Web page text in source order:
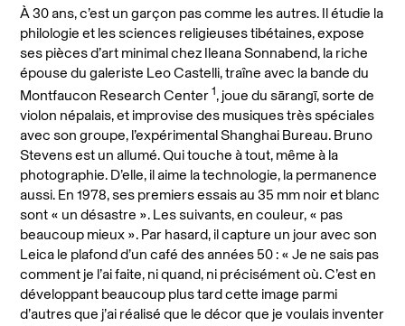
À 30 ans, c’est un garçon pas comme les autres. Il étudie la
philologie et les sciences religieuses tibétaines, expose
ses pièces d’art minimal chez Ileana Sonnabend, la riche
épouse du galeriste Leo Castelli, traîne avec la bande du
Montfaucon Research Center1, joue du sārangī, sorte de
violon népalais, et improvise des musiques très spéciales
avec son groupe, l’expérimental Shanghai Bureau. Bruno
Stevens est un allumé. Qui touche à tout, même à la
photographie. D’elle, il aime la technologie, la permanence
aussi. En 1978, ses premiers essais au 35 mm noir et blanc
sont « un désastre ». Les suivants, en couleur, « pas
beaucoup mieux ». Par hasard, il capture un jour avec son
Leica le plafond d’un café des années 50 : « Je ne sais pas
comment je l’ai faite, ni quand, ni précisément où. C’est en
développant beaucoup plus tard cette image parmi
d’autres que j’ai réalisé que le décor que je voulais inventer